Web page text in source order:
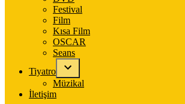
Festival
Film
Kısa Film
OSCAR
Seans
Tiyatro
Müzikal
İletişim